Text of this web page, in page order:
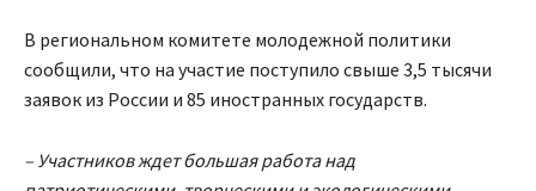
В региональном комитете молодежной политики
сообщили, что на участие поступило свыше 3,5 тысячи
заявок из России и 85 иностранных государств.
– Участников ждет большая работа над